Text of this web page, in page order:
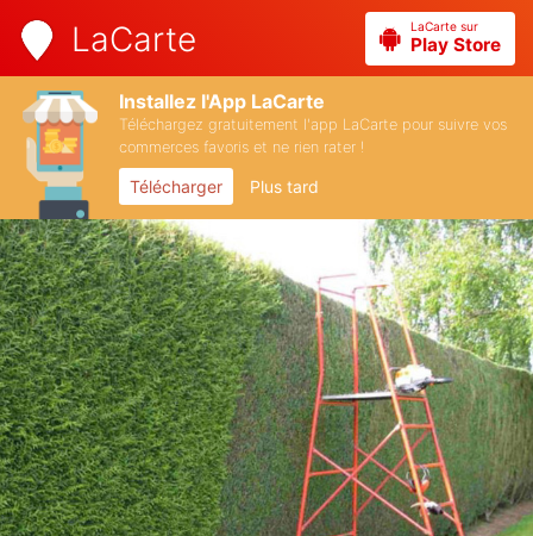
LaCarte LaCarte sur
Play Store
Installez l'App LaCarte
Téléchargez gratuitement l'app LaCarte pour suivre vos
commerces favoris et ne rien rater !
Télécharger Plus tard